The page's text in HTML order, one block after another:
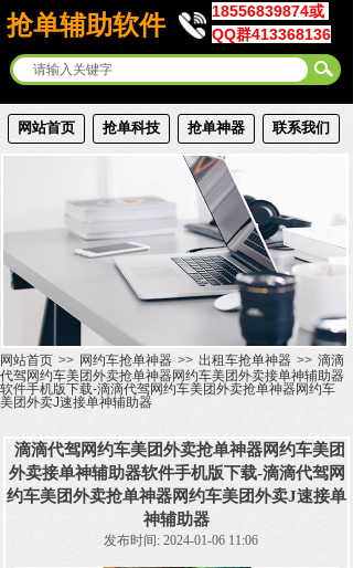
抢单辅助软件
18556839874或
QQ群413368136
网站首页 抢单科技 抢单神器 联系我们
网站首页 >> 网约车抢单神器 >> 出租车抢单神器 >> 滴滴
代驾网约车美团外卖抢单神器网约车美团外卖接单神辅助器
软件手机版下载-滴滴代驾网约车美团外卖抢单神器网约车
美团外卖J速接单神辅助器
滴滴代驾网约车美团外卖抢单神器网约车美团
外卖接单神辅助器软件手机版下载-滴滴代驾网
约车美团外卖抢单神器网约车美团外卖J速接单
神辅助器
发布时间: 2024-01-06 11:06